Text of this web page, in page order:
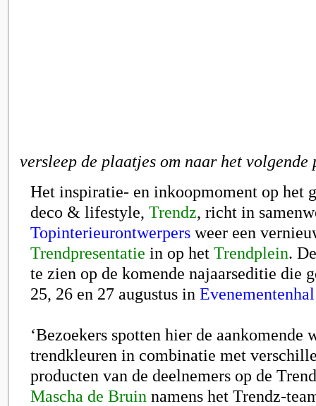
versleep de plaatjes om naar het
Het inspiratie- en inkoopmoment op het
deco & lifestyle, Trendz, richt in
Topinterieurontwerpers weer een
Trendpresentatie in op het Trendplein.
te zien op de komende najaarseditie die
25, 26 en 27 augustus in
‘Bezoekers spotten hier de aankomende
trendkleuren in combinatie met
producten van de deelnemers op de
Mascha de Bruin namens het Trendz-